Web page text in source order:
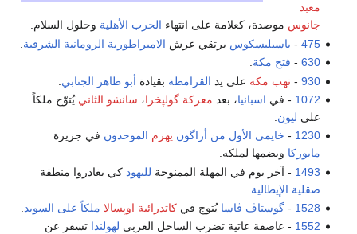
معبد
جانوس موصدة، كعلامة على انتهاء الحرب الأهلية وحلول السلام.
475
- باسيليسكوس يرتقي عرش الامبراطورية الرومانية الشرقية
630
- فتح مكة
930
- نهب مكة على يد القرامطة بقيادة أبو طاهر الجنابي
1072 - في اسبانيا، بعد معركة گولپخرا، سانشو الثاني يُتوّج ملكاً
على ليون
1230
- خايمى الأول من أراگون يهزم الموحدون في جزيرة
مايوركا ويضمها لملكه.
1493 - آخر يوم في المهلة الممنوحة لليهود كي يغادروا منطقة
صقلية الإيطالية
1528
-گوستاڤ ڤاسا يُتوج فيكاتدرائية اوپسالا ملكاً على السويد
1552 - عاصفة عاتية تضرب الساحل الغربي لهولندا تسفر عن